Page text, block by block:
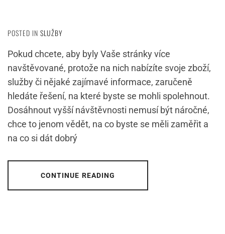
POSTED IN SLUŽBY
Pokud chcete, aby byly Vaše stránky více
navštěvované, protože na nich nabízíte svoje zboží,
služby či nějaké zajímavé informace, zaručeně
hledáte řešení, na které byste se mohli spolehnout.
Dosáhnout vyšší návštěvnosti nemusí být náročné,
chce to jenom vědět, na co byste se měli zaměřit a
na co si dát dobrý
CONTINUE READING